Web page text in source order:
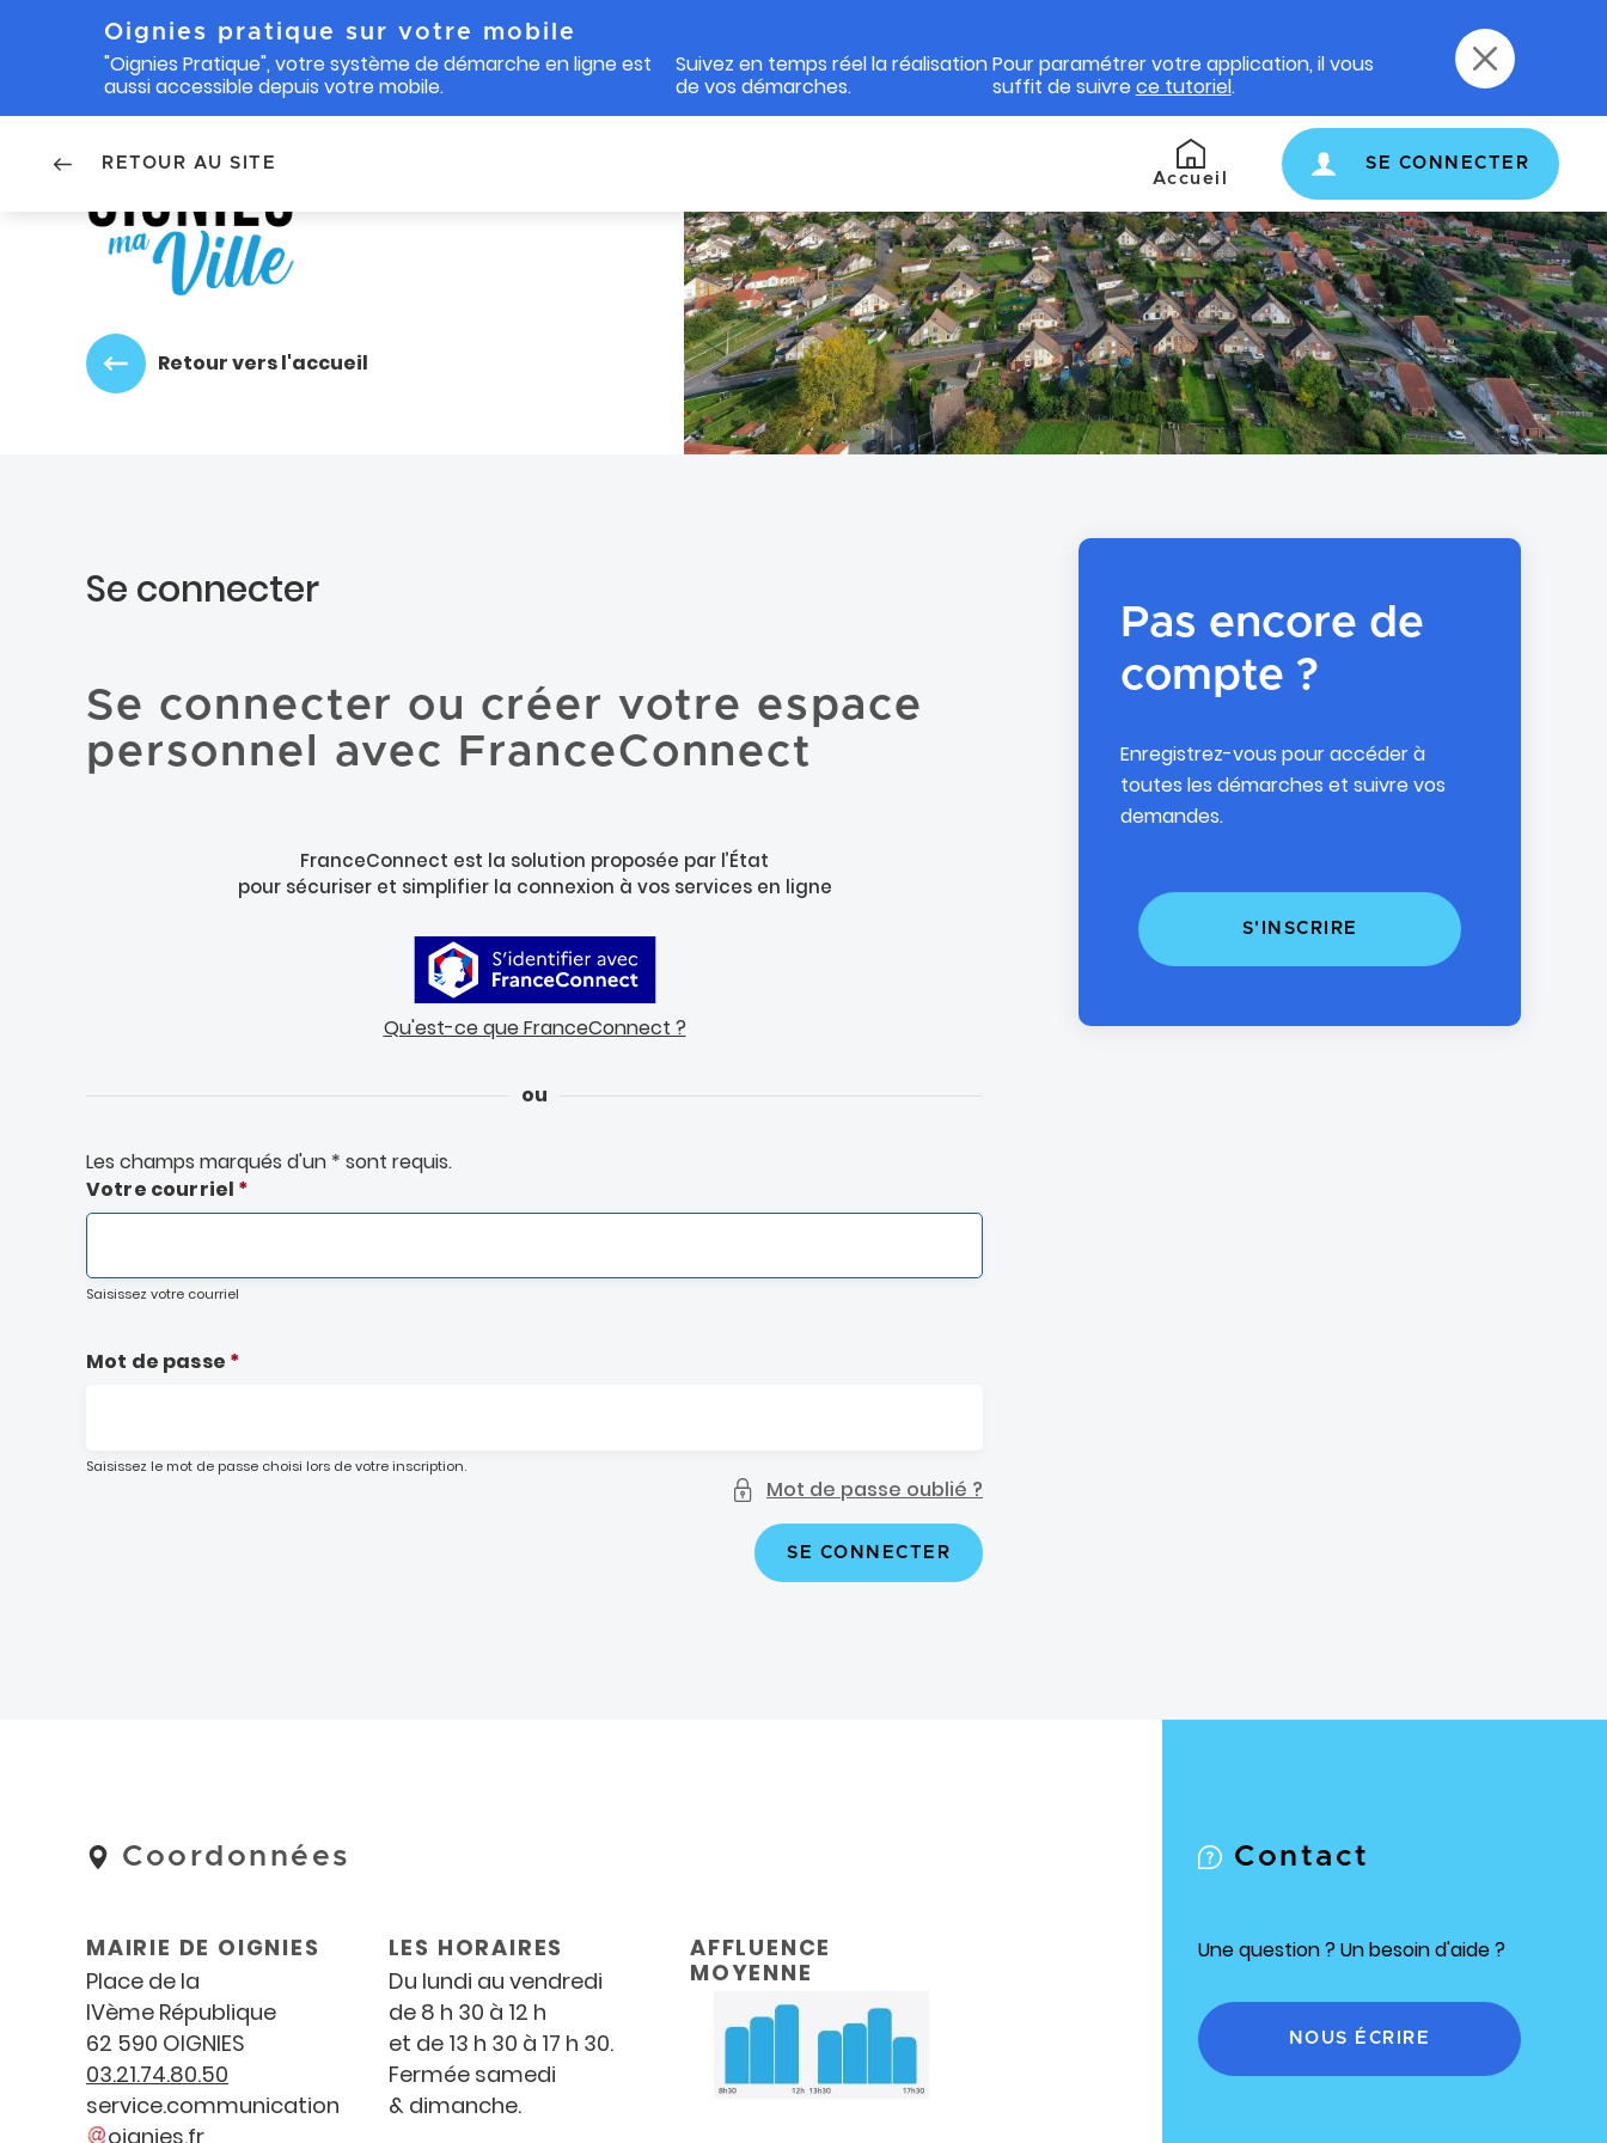
Oignies pratique sur votre mobile
"Oignies Pratique", votre système de démarche en ligne est
aussi accessible depuis votre mobile.
Suivez en temps réel la réalisation
de vos démarches.
Pour paramétrer votre application, il vous
suffit de suivrece tutoriel.
RETOUR AU SITE
AccueilRetour
l'accueil
SE CONNECTER
Retour vers l'accueil
Se connecter
Se connecter ou créer votre espace
personnel avec FranceConnect
FranceConnect est la solution proposée par l’État
pour sécuriser et simplifier la connexion à vos services en ligne
Qu'est-ce que FranceConnect ?
ou
Les champs marqués d'un * sont requis.
Votre courriel
Saisissez votre courriel
Mot de passe
Saisissez le mot de passe choisi lors de votre inscription.
Mot de passe oublié ?
SE CONNECTER
Pas encore de
compte ?
Enregistrez-vous pour accéder à
toutes les démarches et suivre vos
demandes.
S'INSCRIRE
Coordonnées
Coordonnées
horaires
MAIRIE DE OIGNIES
Place de la
IVème République
62 590 OIGNIES
03.21.74.80.50
service.communication
oignies.fr
LES HORAIRES
Du lundi au vendredi
de 8 h 30 à 12 h
et de 13 h 30 à 17 h 30.
Fermée samedi
& dimanche.
AFFLUENCE
MOYENNE
Contact
Une question ? Un besoin d'aide ?
NOUS ÉCRIRE